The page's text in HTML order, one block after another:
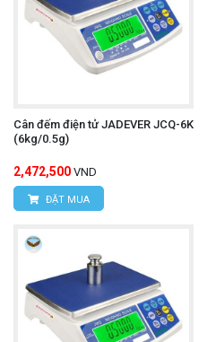
Cân đếm điện tử JADEVER JCQ-6K
(6kg/0.5g)
2,472,500 VND
ĐẶT MUA